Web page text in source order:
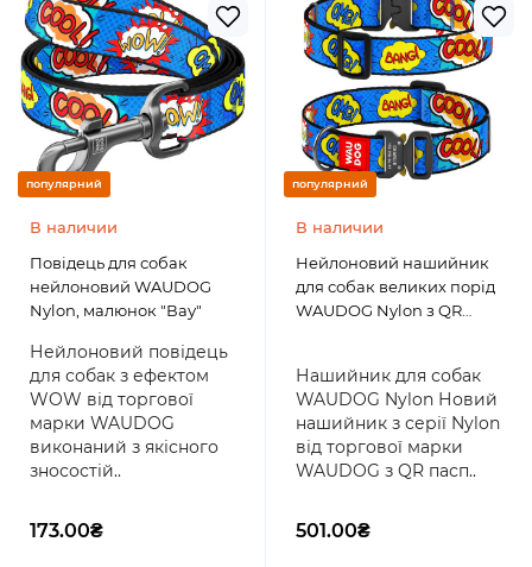
популярний
В наличии
Повідець для собак
нейлоновий WAUDOG
Nylon, малюнок "Вау"
Нейлоновий повідець
для собак з ефектом
WOW від торгової
марки WAUDOG
виконаний з якісного
зносостій..
173.00₴
популярний
В наличии
Нейлоновий нашийник
для собак великих порід
WAUDOG Nylon з QR
фастекс з площадкою для
гравіювання, 46-70 см 35
мм
Нашийник для собак
WAUDOG Nylon Новий
нашийник з серії Nylon
від торгової марки
WAUDOG з QR пасп..
501.00₴